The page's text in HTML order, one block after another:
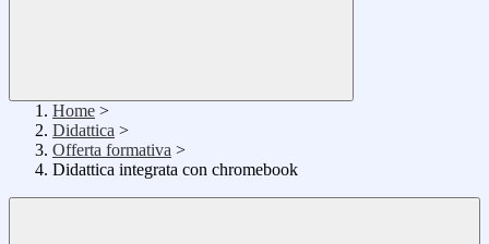
Home >
Didattica >
Offerta formativa >
Didattica integrata con chromebook